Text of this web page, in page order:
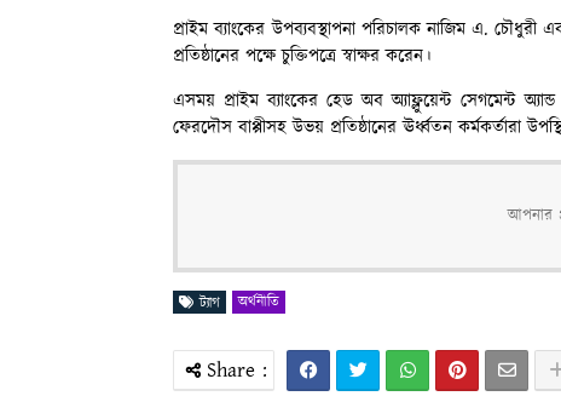
প্রাইম ব্যাংকের উপব্যবস্থাপনা পরিচালক নাজিম এ. চৌধুরী
প্রতিষ্ঠানের পক্ষে চুক্তিপত্রে স্বাক্ষর করেন।
এসময় প্রাইম ব্যাংকের হেড অব অ্যাফ্লুয়েন্ট সেগমেন্ট
ফেরদৌস বাপ্পীসহ উভয় প্রতিষ্ঠানের ঊর্ধ্বতন কর্মকর্তারা
আপনার
ট্যাগ অর্থনীতি